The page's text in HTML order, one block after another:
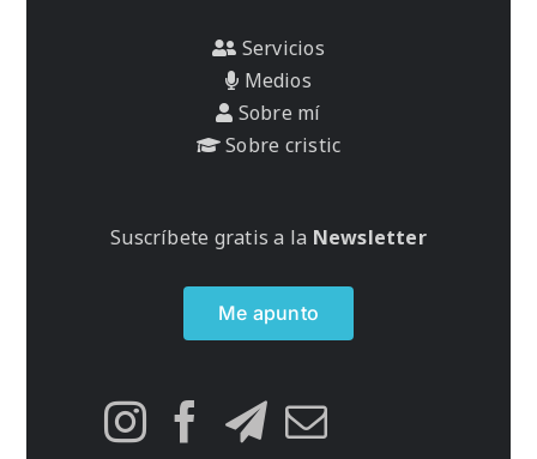
Servicios
Medios
Sobre mí
Sobre cristic
Suscríbete gratis a la Newsletter
Me apunto